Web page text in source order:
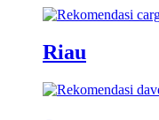
Riau